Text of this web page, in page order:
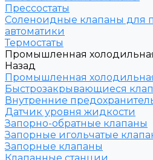
Прессостаты
Соленоидные клапаны для
автоматики
Термостаты
Промышленная
Назад
Промышленная
Быстрозакрывающиеся
Внутренние
Датчик уровня жидкости
Запорно-обратные клапаны
Запорные игольчатые
Запорные клапаны